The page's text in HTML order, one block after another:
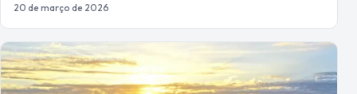
20 de março de 2026